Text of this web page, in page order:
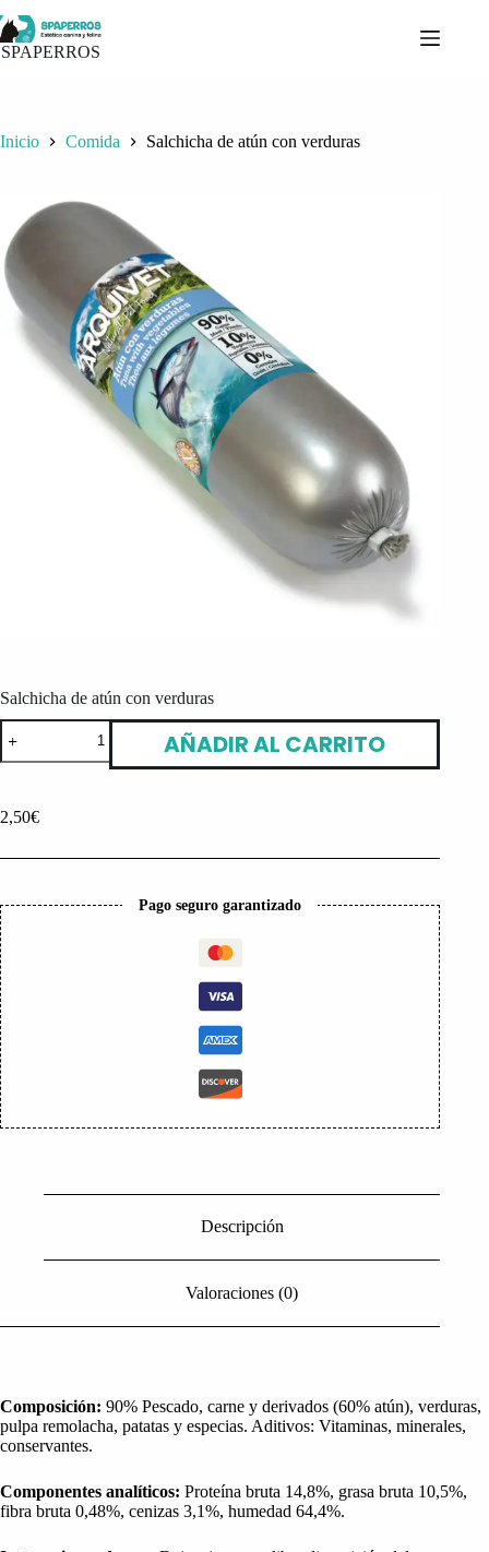
al
contenido
SPAPERROS
Inicio Comida Salchicha de atún con verduras
Salchicha de atún con verduras
Salchicha
de
atún
cantidad
AÑADIR AL CARRITO
2,50€
Pago seguro garantizado
Descripción
Valoraciones (0)
Composición: 90% Pescado, carne y derivados (60% atún), verduras,
pulpa remolacha, patatas y especias. Aditivos: Vitaminas, minerales,
conservantes.
Componentes analíticos: Proteína bruta 14,8%, grasa bruta 10,5%,
fibra bruta 0,48%, cenizas 3,1%, humedad 64,4%.